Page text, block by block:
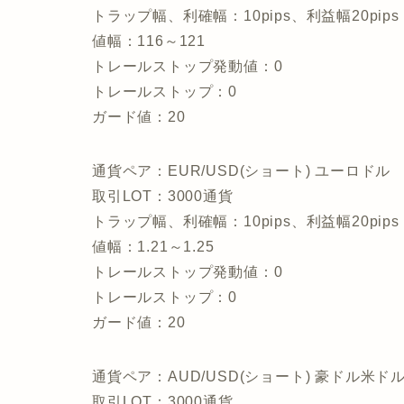
トラップ幅、利確幅：10pips、利益幅20pips
値幅：116～121
トレールストップ発動値：0
トレールストップ：0
ガード値：20
通貨ペア：EUR/USD(ショート) ユーロドル
取引LOT：3000通貨
トラップ幅、利確幅：10pips、利益幅20pips
値幅：1.21～1.25
トレールストップ発動値：0
トレールストップ：0
ガード値：20
通貨ペア：AUD/USD(ショート) 豪ドル米ド